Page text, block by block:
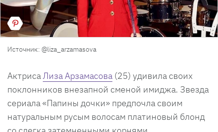
Источник: @liza_arzamasova
АктрисаЛиза Арзамасова (25) удивила своих
поклонников внезапной сменой имиджа. Звезда
сериала «Папины дочки» предпочла своим
натуральным русым волосам платиновый блонд